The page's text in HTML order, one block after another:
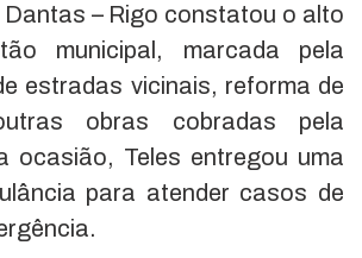
– Rigo constatou o alto
municipal, marcada pela
estradas vicinais, reforma de
obras cobradas pela
ocasião, Teles entregou uma
para atender casos de